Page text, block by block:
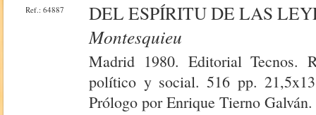
Ref.: 64887
DEL ESPÍRITU DE LAS
Montesquieu
Madrid 1980. Editorial Tecnos.
político y social. 516 pp.
Prólogo por Enrique Tierno Galván.